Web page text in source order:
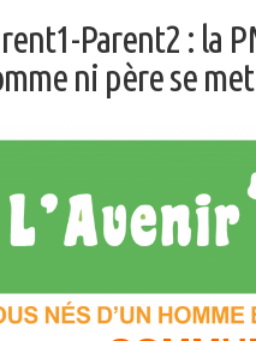
Parent2 : la
ni père se